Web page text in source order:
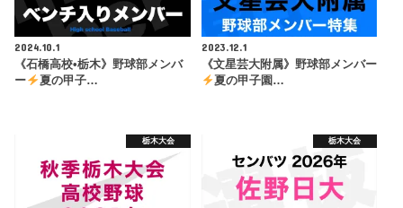
2024.10.1
《石橋高校•栃木》野球部メンバ
ー
夏の甲子…
2023.12.1
《文星芸大附属》野球部メンバー
夏の甲子園…
栃木大会 栃木大会